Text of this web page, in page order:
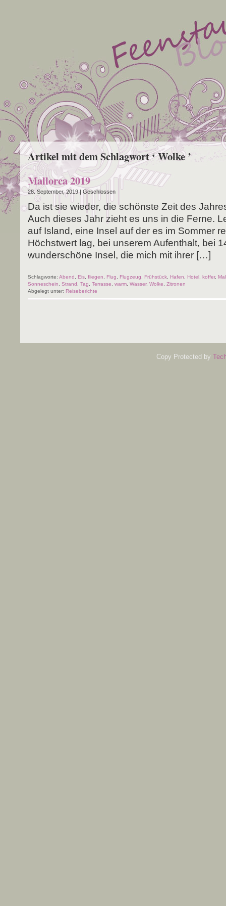
Artikel mit dem Schlagwort ‘ Wolke ’
Mallorca 2019
28. September, 2019 | Geschlossen
Da ist sie wie­der, die schöns­te Zeit des
Auch die­ses Jahr zieht es uns in die Fer­ne.
auf Island, eine Insel auf der es im Som­mer
Höchst­wert lag, bei unse­rem Auf­ent­halt, bei
wun­der­schö­ne Insel, die mich mit ihrer […]
Schlagworte: Abend Eis fliegen Flug Flugzeug Frühstück Hafen Hotel koffer,
Sonneschein
Strand Tag Terrasse warm Wasser, Wolke
Zitronen
Abgelegt unter: Reiseberichte
Copy Protected by